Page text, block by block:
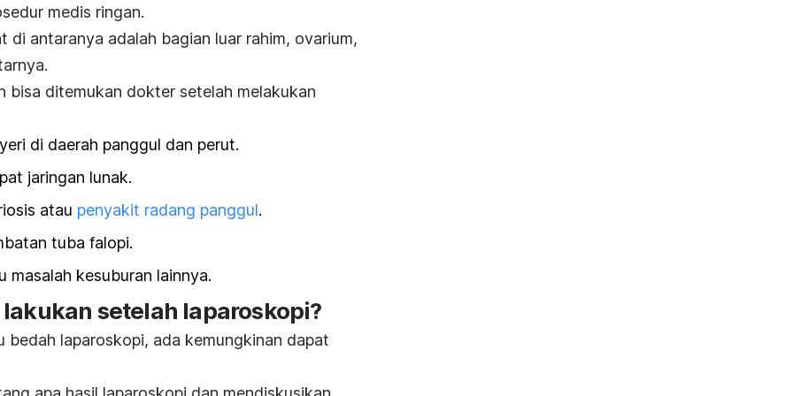
medis ringan.
antaranya adalah bagian luar rahim, ovarium,
bisa ditemukan dokter setelah melakukan
di daerah panggul dan perut.
jaringan lunak.
atau penyakit radang panggul.
tuba falopi.
kesuburan lainnya.
setelah laparoskopi?
bedah laparoskopi, ada kemungkinan dapat